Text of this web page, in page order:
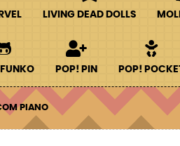
LIVING DEAD DOLLS
POP! PIN POP!
PIANO